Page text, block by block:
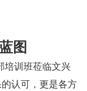
图
培训班莅临文兴
认可，更是各方